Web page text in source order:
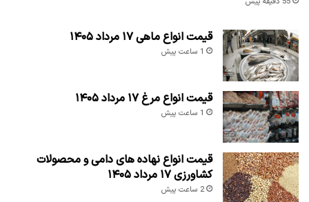
قیمت انواع ماهی ۱۷ مرداد ۱۴۰۵
1 ساعت پیش
قیمت انواع مرغ ۱۷ مرداد ۱۴۰۵
1 ساعت پیش
قیمت انواع نهاده های دامی و محصولات
کشاورزی ۱۷ مرداد ۱۴۰۵
2 ساعت پیش